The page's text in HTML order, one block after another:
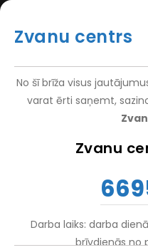
Pārlekt
galveno
MENU
VAKANCES
Atpakaļceļš
Zvanu centrs
No šī brīža visus
varat ērti saņemt,
Zvanu
Darba laiks: darba
brīvdienās no